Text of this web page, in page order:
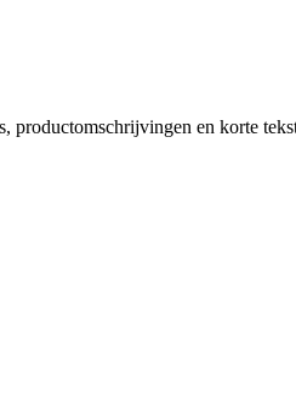
productomschrijvingen en korte